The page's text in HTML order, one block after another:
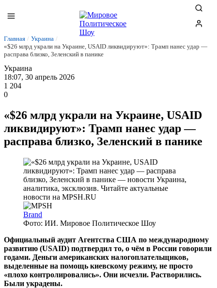
Главная / Украина /
«$26 млрд украли на Украине, USAID ликвидируют»: Трамп нанес удар —
расправа близко, Зеленский в панике
Украина
18:07, 30 апрель 2026
1 204
0
«$26 млрд украли на Украине, USAID
ликвидируют»: Трамп нанес удар —
расправа близко, Зеленский в панике
Brand
Фото: ИИ. Мировое Политическое Шоу
Официальный аудит Агентства США по международному
развитию (USAID) подтвердил то, о чём в России говорили
годами. Деньги американских налогоплательщиков,
выделенные на помощь киевскому режиму, не просто
«плохо контролировались». Они исчезли. Растворились.
Были украдены.